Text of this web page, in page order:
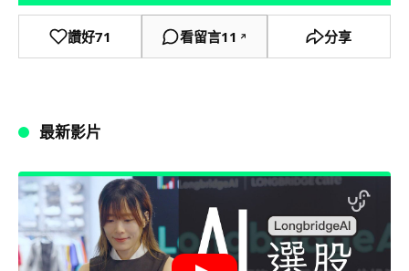
讚好71 看留言11 ↗ 分享
最新影片